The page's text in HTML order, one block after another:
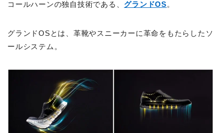
コールハーンの独自技術である、 グランドOS。
グランドOSとは、革靴やスニーカーに革命をもたらしたソ
ールシステム。